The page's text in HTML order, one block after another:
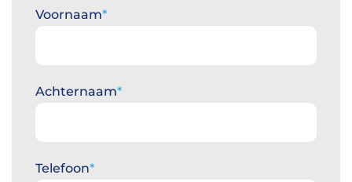
Voornaam
Achternaam
Telefoon